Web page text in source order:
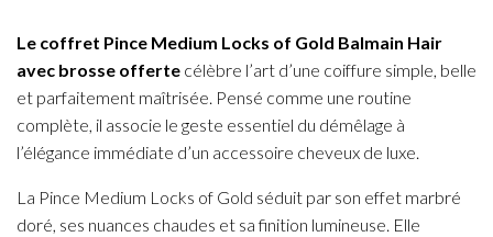
Le coffret Pince Medium Locks of Gold Balmain Hair
avec brosse offerte célèbre l’art d’une coiffure simple, belle
et parfaitement maîtrisée. Pensé comme une routine
complète, il associe le geste essentiel du démêlage à
l’élégance immédiate d’un accessoire cheveux de luxe.
La Pince Medium Locks of Gold séduit par son effet marbré
doré, ses nuances chaudes et sa finition lumineuse. Elle